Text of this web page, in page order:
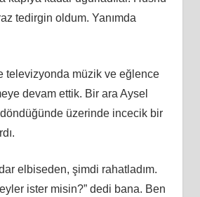
tedirgin oldum. Yanımda
televizyonda müzik ve eğlence
devam ettik. Bir ara Aysel
üzerinde incecik bir
dar elbiseden, şimdi rahatladım.
ister misin?” dedi bana. Ben